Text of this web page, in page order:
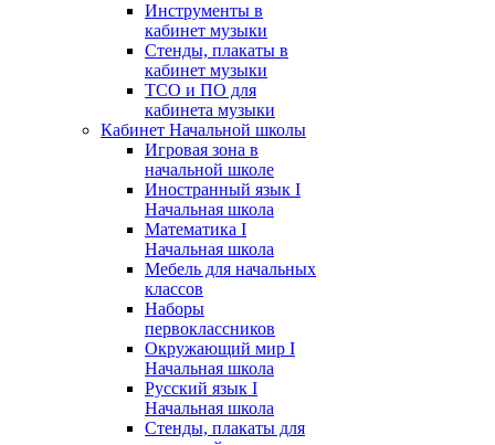
Инструменты в
кабинет музыки
Стенды, плакаты в
кабинет музыки
ТСО и ПО для
кабинета музыки
Кабинет Начальной школы
Игровая зона в
начальной школе
Иностранный язык I
Начальная школа
Математика I
Начальная школа
Мебель для начальных
классов
Наборы
первоклассников
Окружающий мир I
Начальная школа
Русский язык I
Начальная школа
Стенды, плакаты для